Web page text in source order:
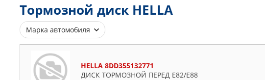
Тормозной диск HELLA
Марка автомобиля
Alfa Romeo
Audi
BMW
HELLA 8DD355132771
ДИСК ТОРМОЗНОЙ ПЕРЕД Е82/E88